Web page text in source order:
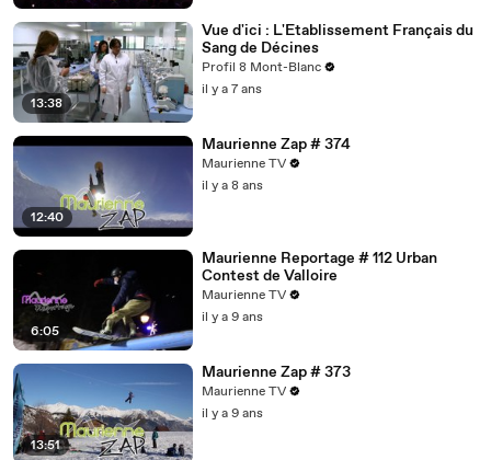
13:38
Vue d'ici : L'Etablissement Français du
Sang de Décines
Profil 8 Mont-Blanc
il y a 7 ans
12:40
Maurienne Zap # 374
Maurienne TV
il y a 8 ans
6:05
Maurienne Reportage # 112 Urban
Contest de Valloire
Maurienne TV
il y a 9 ans
13:51
Maurienne Zap # 373
Maurienne TV
il y a 9 ans